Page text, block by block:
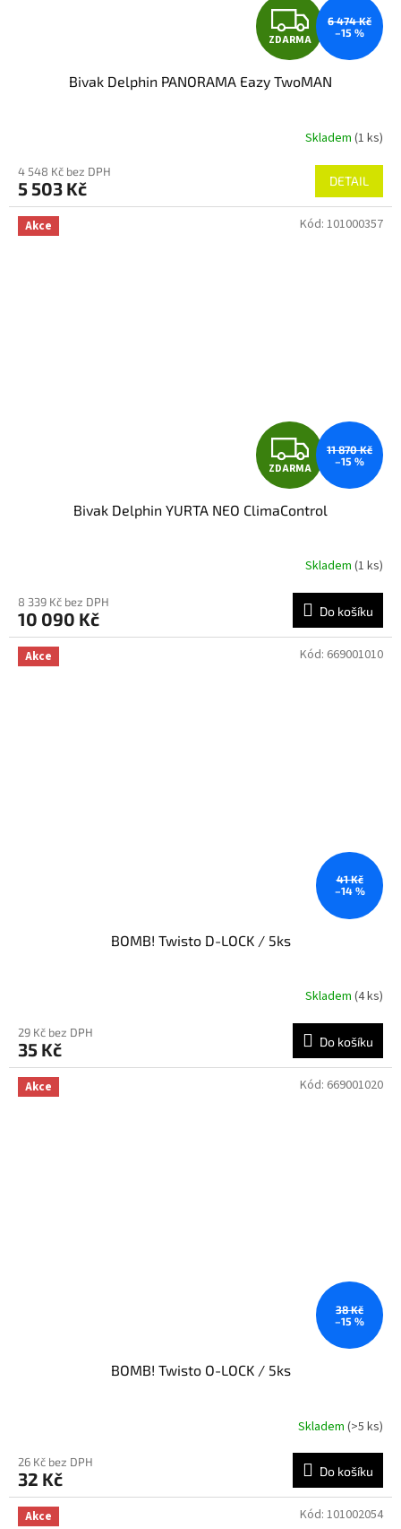
Z
D
A
R
M
A
ZDARMA
6 474 Kč
–15 %
Bivak Delphin PANORAMA Eazy TwoMAN
Skladem (1 ks)
4 548 Kč bez DPH
5 503 Kč DETAIL
Akce
Z
D
A
R
M
A
ZDARMA
11 870 Kč
–15 %
Bivak Delphin YURTA NEO ClimaControl
produktu
je
5,0
5
Skladem(1 ks)
8 339 Kč bez DPH
10 090 Kč Do košíku
Kód: 101000357
Akce
41 Kč
–14 %
BOMB! Twisto D-LOCK / 5ks
Skladem (4 ks)
29 Kč bez DPH
35 Kč Do košíku
Kód: 669001010
Akce
38 Kč
–15 %
BOMB! Twisto O-LOCK / 5ks
Skladem (>5 ks)
26 Kč bez DPH
32 Kč Do košíku
Kód: 669001020
Akce Kód: 101002054